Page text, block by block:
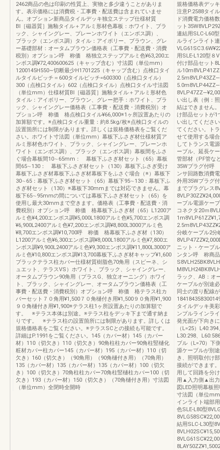
2462商品の色は印刷の性質上、実物と多少違うことがありま
す。表示価格には消費税・工事費・配送費は含まれていませ
ん。オプション新商品タイルデッキ独立ステップ仕様材質
BⅠ［磁器質］施釉タイル＋アルミ形材色幕板：ホワイト、ブラ
ック、シャイングレー、プレーンホワイト（エンボス調）、
ブラック（エンボス調）タイル：アイボリー、ブラウン、グレ
ー基礎部材：オータムブラウン価格表（工事費・配送費・消費
税別）オプション呼 称価 格独立ステップアルミ色¥63,200エ
ンボス調¥72,400600625（キャップ含む）寸法図（単位mm）
1200145H550∼切断最少H1701225（キャップ含む）点検口タイ
ルタイルピッチ＝600タイルピッチ=600300（点検口タイル）
300（点検口タイル）602（点検口タイル）点検口タイル寸法図
（単位mm）仕様材質BⅠ［磁器質］施釉タイル＋アルミ形材色
タイル：アイボリー、ブラウン、グレー把手：ホワイト、ブラ
ック、シャイングレー価格表（工事費・配送費・消費税別）オ
プション呼 称価 格点検口タイル¥66,000※1ヶ所設置あたりの
加算額です。※点検口タイル重量：約8.5kg/枚※点検口タイルの
設置箇所には制限があります。詳しくは規格価格表をご覧くだ
さい。ホワイト寸法図（単位mm）幕板下ふさぎ材仕様材質ア
ルミ形材色ホワイト、ブラック、シャイングレー、プレーンホ
ワイト（エンボス調）、ブラック（エンボス調）幕板間をふさ
ぐ場合幕板間10∼65mm： 幕板下ふさぎ材セット（65）幕板
間65∼130： 幕板下ふさぎ材セット（130）幕板下ふさぎ受け
幕板下ふさぎ材幕板下ふさぎ材幕板下をふさぐ場合（※）幕板下
30∼65：幕板下ふさぎ材セット（65）幕板下95∼130：幕板下ふ
さぎ材セット（130）※幕板下30mmまでは対応できません。幕
板下65∼95mmの間については幕板下ふさぎ材セット（65）を
使用し最大30mmまで空きます。価格表（工事費・配送費・消
費税別）オプション呼 称価 格幕板下ふさぎ材（65）L1200ア
ルミ色¥4,200エンボス調¥5,000L1800アルミ色¥5,700エンボス調
¥6,900L2400アルミ色¥7,200エンボス調¥8,800L3000アルミ色
¥8,700エンボス調¥10,700呼 称価 格幕板下ふさぎ材（130）
L1200アルミ色¥6,300エンボス調¥8,000L1800アルミ色¥7,800エ
ンボス調¥9,900L2400アルミ色¥9,300エンボス調¥11,800L3000ア
ルミ色¥10,800エンボス調¥13,700幕板下ふさぎ材キャップ¥1,600
ブラックテラス柱カバー仕様材質樹脂色70角用（スピーネ、シ
ュエット、テラスVS）ホワイト、ブラック、シャイングレー、
オータムブラウン90角用（プラスG、独立オーニング）ホワイ
ト、ブラック、シャイングレー、オータムブラウン価格表（工
事費・配送費・消費税別）オプション呼 称価 格テラス柱カ
バーセット７０角用¥1,500７０角樋付き用¥1,500９０角用¥1,900
９０角樋付き用¥1,900※テラス柱1ヶ所設置あたりの加算額で
す。 ※テラス本体は別途。※テラス柱をデッキ下まで通す納ま
りです。 ※テラス柱の設置箇所には制限があります。詳しくは
規格価格表をご覧ください。※テラスSCとの接続も可能です。
詳細はP.1991をご覧ください。145（カバー材）145（カバー
材）110（切欠き）110（切欠き）90角柱柱カバー90角柱竪樋化
粧材カバー柱カバー145（カバー材）195（カバー材）110（切
欠き）160（切欠き）（90角用）（90角樋付き用）（70角用）
135（カバー材）135（カバー材）135（カバー材）100（切欠
き）100（切欠き）70角柱柱カバー70角柱竪樋柱カバー100（切
欠き）193（カバー材）150（切欠き）（70角樋付き用）寸法図
（単位mm）全閉時全開時
規格価格表デッ
注意P.2588タイ
ド消費電力価格
ット
連結用SLC-L60
ルラインライト
用SLE-L120型８
付け部品セット
ル
い出し表（例：
結はできません
け部品セットが1
い出してくださ
てください。ト
せて使用する場
してトランス電
ーブル、延長ケ
管部材（PF管な
35Wプラグ付
ンサ回路数消費
外用35Wプラグ
までプラグレス
ーブル電源ケー
コネクタ20ｍ
分岐ケーブル2分
ニット・ケーブ
ンタン呼 称商
ラック、AB：オ
ケーブルが別途
同士の渡り配線
タイルデッキ美
ンプルラインラ
発光面が下向き
（L=25）
L30:298、
ブル（L=70）下
源ケーブルが別
き、照明取付け
接続ができます
用して回路を分
用▲入力側▲出力
図LED照明幕板
寸法図（単位
インライト端部
色SLE-L80型
結用SLC-L30型